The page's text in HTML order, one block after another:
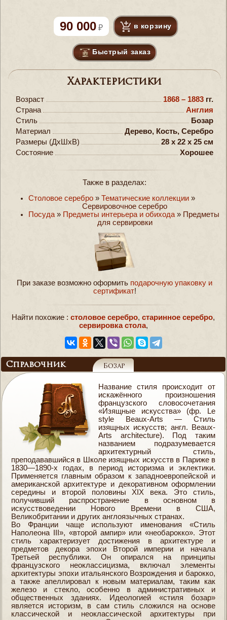
90 000 в корзину
Быстрый заказ
Характеристики
Возраст 1868 – 1883 гг.
Страна
Англия
Стиль
Бозар
Материал
Дерево, Кость, Серебро
Размеры (ДxШxВ)
28 x 22 x 25 см
Состояние
Хорошее
Также в разделах:
Столовое серебро » Тематические коллекции »
Сервировочное серебро
Посуда » Предметы интерьера и обихода » Предметы
для сервировки
При заказе возможно оформить подарочную упаковку и
сертификат!
Найти похожие : столовое серебро, старинное серебро,
сервировка стола,
Справочник Бозар
Название стиля происходит от
искажённого произношения
французского словосочетания
«Изящные искусства» (фр. Le
style Beaux-Arts — Стиль
изящных искусств; англ. Beaux-
Arts architecture). Под таким
названием подразумевается
архитектурный стиль,
преподававшийся в Школе изящных искусств в Париже в
1830—1890-х годах, в период историзма и эклектики.
Применяется главным образом к западноевропейской и
американской архитектуре и декоративном оформлении
середины и второй половины XIX века. Это стиль,
получивший распространение в основном в
искусствоведении Нового Времени в США,
Великобритании и других англоязычных странах.
Во Франции чаще используют именования «Стиль
Наполеона III», «второй ампир» или «необарокко». Этот
стиль характеризует достижения в архитектуре и
предметов декора эпохи Второй империи и начала
Третьей республики. Он опирался на принципы
французского неоклассицизма, включал элементы
архитектуры эпохи итальянского Возрождения и барокко,
а также апеллировал к новым материалам, таким как
железо и стекло, особенно в административных и
общественных зданиях. Идеологией «стиля бозар»
является историзм, в сам стиль сложился на основе
классической и неоклассической архитектуры при